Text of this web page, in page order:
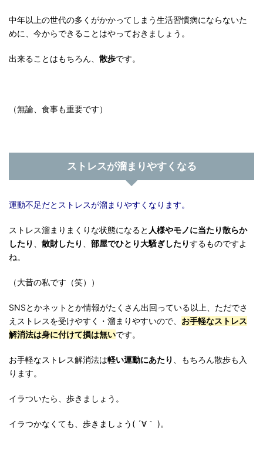
中年以上の世代の多くがかかってしまう生活習慣病にならないた
めに、今からできることはやっておきましょう。
出来ることはもちろん、 散歩です。
（無論、食事も重要です）
ストレスが溜まりやすくなる
運動不足だとストレスが溜まりやすくなります。
ストレス溜まりまくりな状態になると 人様やモノに当たり散らか
したり
散財したり 部屋でひとり大騒ぎしたりするものですよ
ね。
（大昔の私です（笑））
SNSとかネットとか情報がたくさん出回っている以上、ただでさ
えストレスを受けやすく・溜まりやすいので、 お手軽なストレス
解消法は身に付けて損は無いです。
お手軽なストレス解消法は軽い運動にあたり
、もちろん散歩も入
ります。
イラついたら、歩きましょう。
イラつかなくても、歩きましょう( ´∀｀ )。